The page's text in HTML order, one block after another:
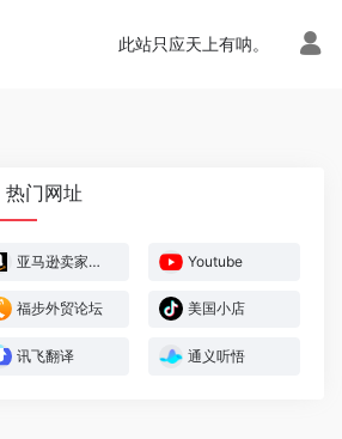
此站只应天上有呐。
热门网址
亚马逊卖家官方论坛 Youtube
福步外贸论坛 美国小店
讯飞翻译 通义听悟